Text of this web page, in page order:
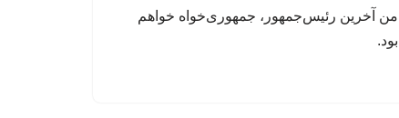
من آخرین رئیس‌جمهور، جمهوری‌‍‌خواه خواهم
بود.